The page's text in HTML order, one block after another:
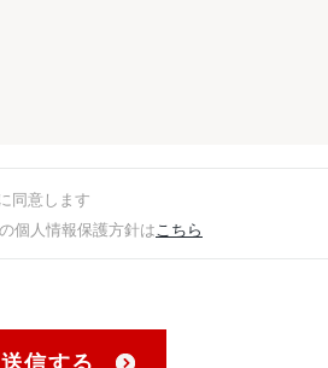
同意します
個人情報保護方針はこちら